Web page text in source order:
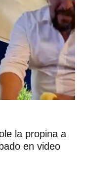
la propina a
en video